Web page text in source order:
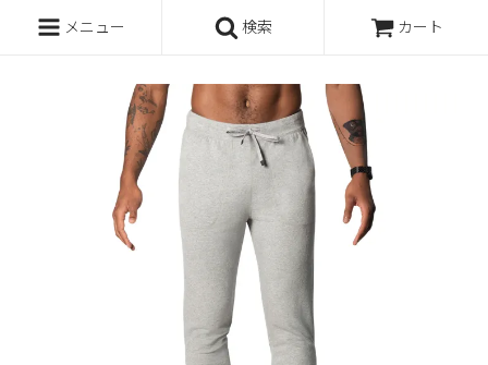
メニュー 検索 カート